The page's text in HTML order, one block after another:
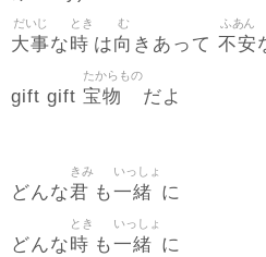
大事
だいじ
な時
とき
は向
む
きあって 不安
ふあん
gift gift 宝物
たからもの
だよ
どんな君
きみ
も一緒
いっしょ
に
どんな時
とき
も一緒
いっしょ
に